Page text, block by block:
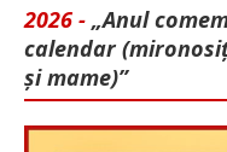
2026 - „Anul
calendar
și mame)”